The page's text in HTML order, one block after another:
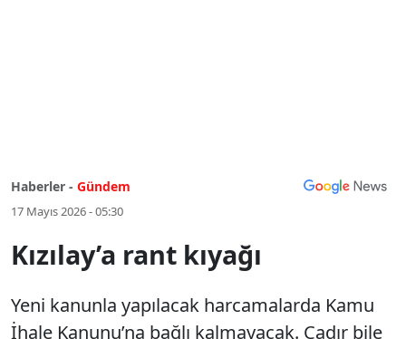
Haberler - Gündem
17 Mayıs 2026 - 05:30
Kızılay’a rant kıyağı
Yeni kanunla yapılacak harcamalarda Kamu
İhale Kanunu’na bağlı kalmayacak. Çadır bile